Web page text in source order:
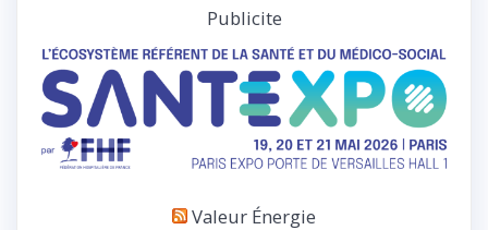
Publicite
Valeur Énergie